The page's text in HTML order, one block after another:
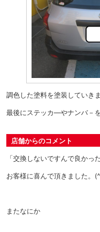
調色した塗料を塗装していきま
最後にステッカ―やナンバ－
店舗からのコメント
「交換しないですんで良かっ
お客様に喜んで頂きました。
またなにか